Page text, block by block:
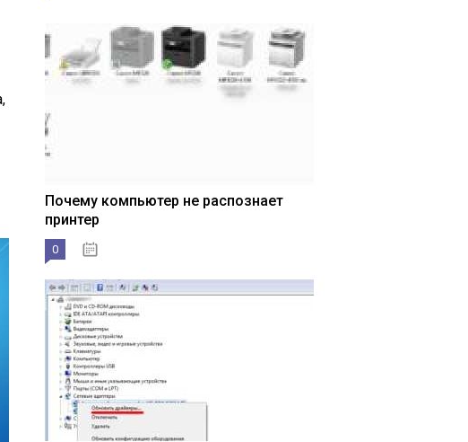
Почему компьютер не распознает
принтер
0